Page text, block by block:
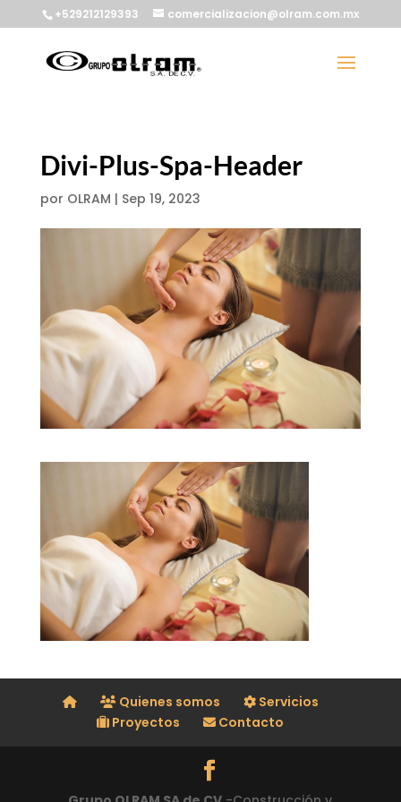
+529212129393 comercializacion@olram.com.mx
Divi-Plus-Spa-Header
por OLRAM | Sep 19, 2023
Quienes somos
Servicios
Proyectos
Contacto